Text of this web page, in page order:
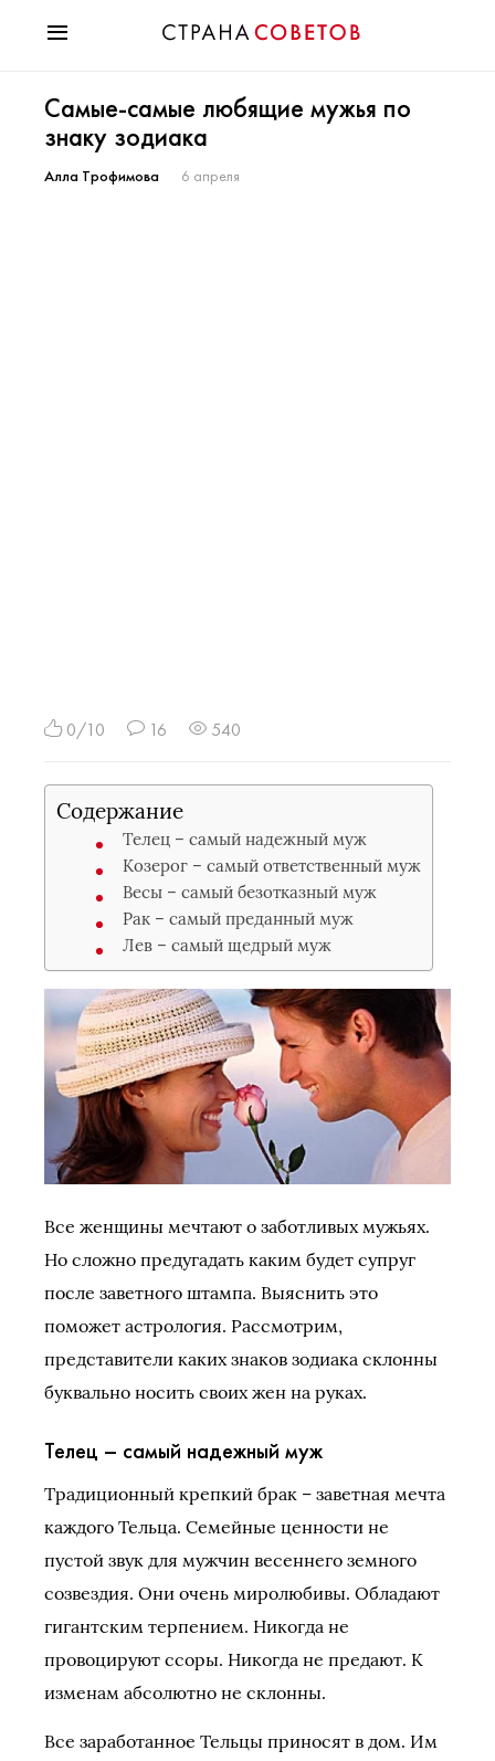
Мода
Звезды
Гороскопы
Самые-самые любящие мужья по
знаку зодиака
Алла Трофимова 6 апреля
0/10 16 540
Содержание
Телец – самый надежный муж
Козерог – самый ответственный муж
Весы – самый безотказный муж
Рак – самый преданный муж
Лев – самый щедрый муж
Все женщины мечтают о заботливых мужьях.
Но сложно предугадать каким будет супруг
после заветного штампа. Выяснить это
поможет астрология. Рассмотрим,
представители каких знаков зодиака склонны
буквально носить своих жен на руках.
Телец – самый надежный муж
Традиционный крепкий брак – заветная мечта
каждого Тельца. Семейные ценности не
пустой звук для мужчин весеннего земного
созвездия. Они очень миролюбивы. Обладают
гигантским терпением. Никогда не
провоцируют ссоры. Никогда не предают. К
изменам абсолютно не склонны.
Все заработанное Тельцы приносят в дом. Им